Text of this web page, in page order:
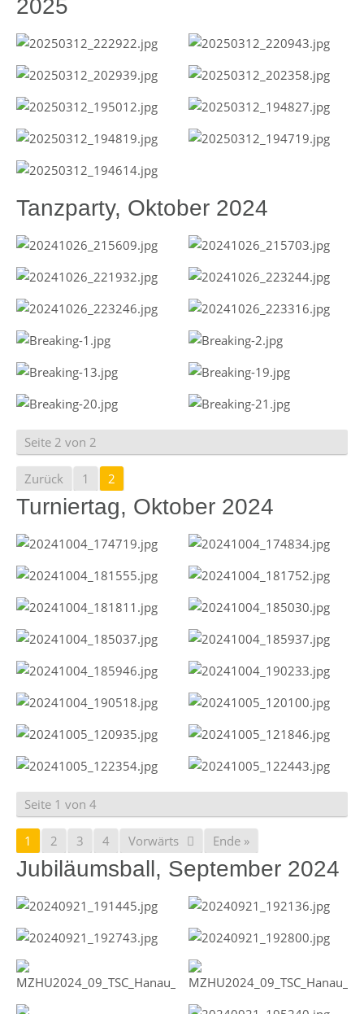
2025
Tanzparty, Oktober 2024
Seite 2 von 2
Zurück 1 2
Turniertag, Oktober 2024
Seite 1 von 4
1 2 3 4 Vorwärts Ende »
Jubiläumsball, September 2024